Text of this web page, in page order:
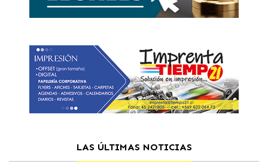
LAS ÚLTIMAS NOTICIAS